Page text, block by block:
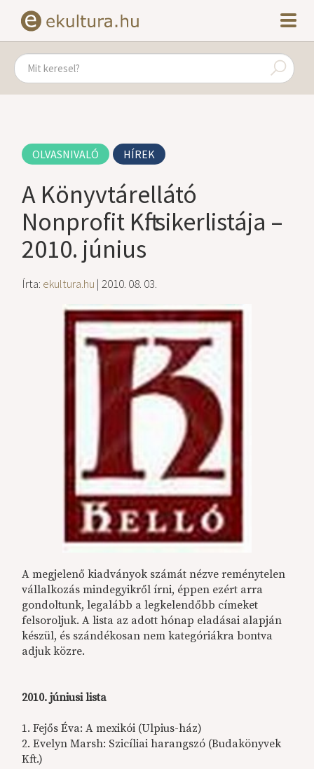
OLVASNIVALÓ HÍREK
A Könyvtárellátó
Nonprofit Kft. sikerlistája –
2010. június
Írta: ekultura.hu | 2010. 08. 03.
A megjelenő kiadványok számát nézve reménytelen
vállalkozás mindegyikről írni, éppen ezért arra
gondoltunk, legalább a legkelendőbb címeket
felsoroljuk. A lista az adott hónap eladásai alapján
készül, és szándékosan nem kategóriákra bontva
adjuk közre.
2010. júniusi lista
1. Fejős Éva: A mexikói (Ulpius-ház)
2. Evelyn Marsh: Szicíliai harangszó (Budakönyvek
Kft.)